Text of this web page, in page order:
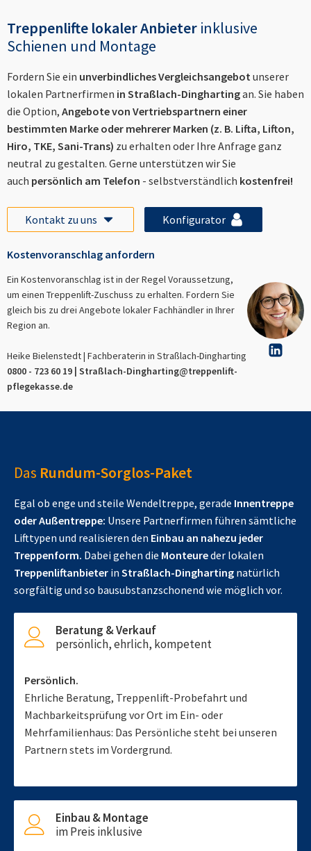
Treppenlifte lokaler Anbieter inklusive
Schienen und Montage
Fordern Sie ein unverbindliches Vergleichsangebotunserer
lokalen Partnerfirmen in Straßlach-Dinghartingan. Sie haben
die Option, Angebote von Vertriebspartnern einer
bestimmten Marke oder mehrerer Marken (z. B. Lifta, Lifton,
Hiro, TKE, Sani-Trans) zu erhalten oder Ihre Anfrage ganz
neutral zu gestalten. Gerne unterstützen wir Sie
auch persönlich am Telefon - selbstverständlich kostenfrei!
Kontakt zu uns Konfigurator
Kostenvoranschlag anfordern
Ein Kostenvoranschlag ist in der Regel Voraussetzung,
um einen Treppenlift-Zuschuss zu erhalten. Fordern Sie
gleich bis zu drei Angebote lokaler Fachhändler in Ihrer
Region an.
Heike Bielenstedt | Fachberaterin in Straßlach-Dingharting
0800 - 723 60 19 | Straßlach-Dingharting@treppenlift-
pflegekasse.de
Das Rundum-Sorglos-Paket
Egal ob enge und steile Wendeltreppe, gerade Innentreppe
oder Außentreppe: Unsere Partnerfirmen führen sämtliche
Lifttypen und realisieren den Einbau an nahezu jeder
Treppenform. Dabei gehen die Monteureder lokalen
Treppenliftanbieter in Straßlach-Dingharting natürlich
sorgfältig und so bausubstanzschonend wie möglich vor.
Beratung & Verkauf
persönlich, ehrlich, kompetent
Persönlich.
Ehrliche Beratung, Treppenlift-Probefahrt und
Machbarkeitsprüfung vor Ort im Ein- oder
Mehrfamilienhaus: Das Persönliche steht bei unseren
Partnern stets im Vordergrund.
Einbau & Montage
im Preis inklusive